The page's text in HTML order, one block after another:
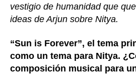
vestigio de humanidad que
ideas de Arjun sobre Nitya.
“Sun is Forever”, el tema
como un tema para Nitya.
composición musical para